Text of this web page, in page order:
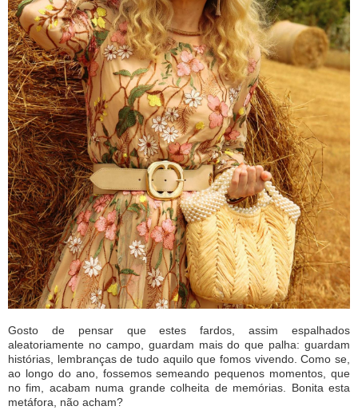
Gosto de pensar que estes fardos, assim espalhados
aleatoriamente no campo, guardam mais do que palha: guardam
histórias, lembranças de tudo aquilo que fomos vivendo. Como se,
ao longo do ano, fossemos semeando pequenos momentos, que
no fim, acabam numa grande colheita de memórias. Bonita esta
metáfora, não acham?